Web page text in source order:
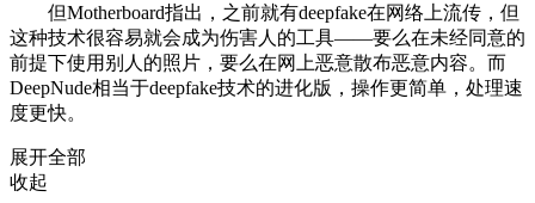
但Motherboard指出，之前就有deepfake在网络上流传，但
这种技术很容易就会成为伤害人的工具——要么在未经同意的
前提下使用别人的照片，要么在网上恶意散布恶意内容。而
DeepNude相当于deepfake技术的进化版，操作更简单，处理速
度更快。
展开全部
收起